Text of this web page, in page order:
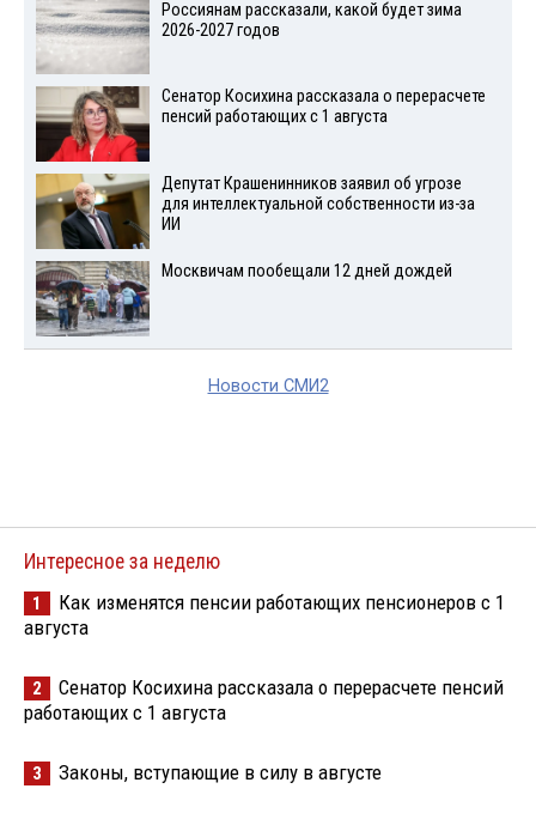
Россиянам рассказали, какой будет зима
2026-2027 годов
Сенатор Косихина рассказала о перерасчете
пенсий работающих с 1 августа
Депутат Крашенинников заявил об угрозе
для интеллектуальной собственности из-за
ИИ
Москвичам пообещали 12 дней дождей
Новости СМИ2
Интересное за неделю
1
Как изменятся пенсии работающих пенсионеров с 1
августа
2
Сенатор Косихина рассказала о перерасчете пенсий
работающих с 1 августа
3 Законы, вступающие в силу в августе